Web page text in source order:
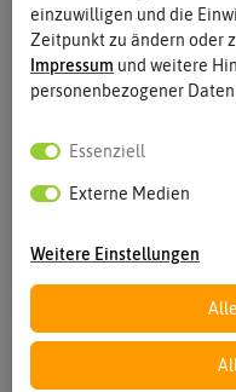
einzuwilligen und die
Zeitpunkt zu ändern oder
Impressum und weitere
personenbezogener
Essenziell
Externe Medien
Weitere Einstellungen